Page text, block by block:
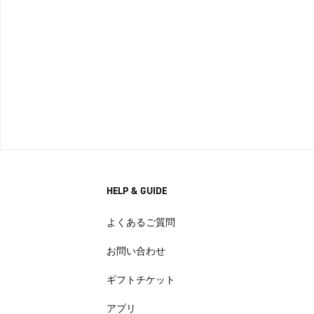
HELP & GUIDE
よくあるご質問
お問い合わせ
ギフトチケット
アプリ